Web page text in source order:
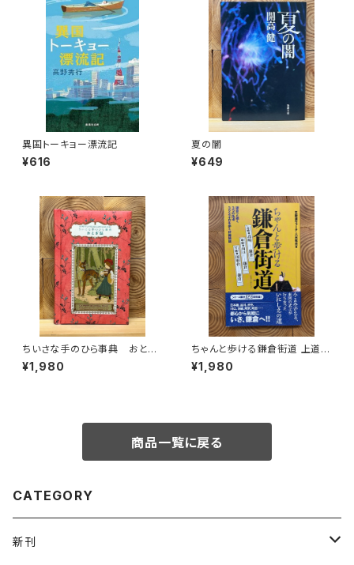
異国トーキョー漂流記
¥616
夏の闇
¥649
ちいさな手のひら事典 おとぎ
話
¥1,980
ちゃんと歩ける鎌倉街道 上道・
中道・下道
¥1,980
商品一覧に戻る
CATEGORY
新刊